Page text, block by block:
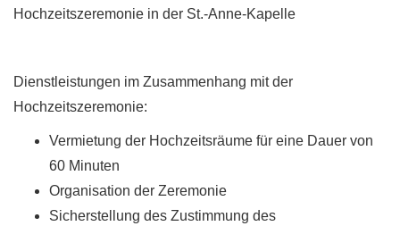
Hochzeitszeremonie in der St.-Anne-Kapelle
Dienstleistungen im Zusammenhang mit der
Hochzeitszeremonie:
Vermietung der Hochzeitsräume für eine Dauer von
60 Minuten
Organisation der Zeremonie
Sicherstellung des Zustimmung des